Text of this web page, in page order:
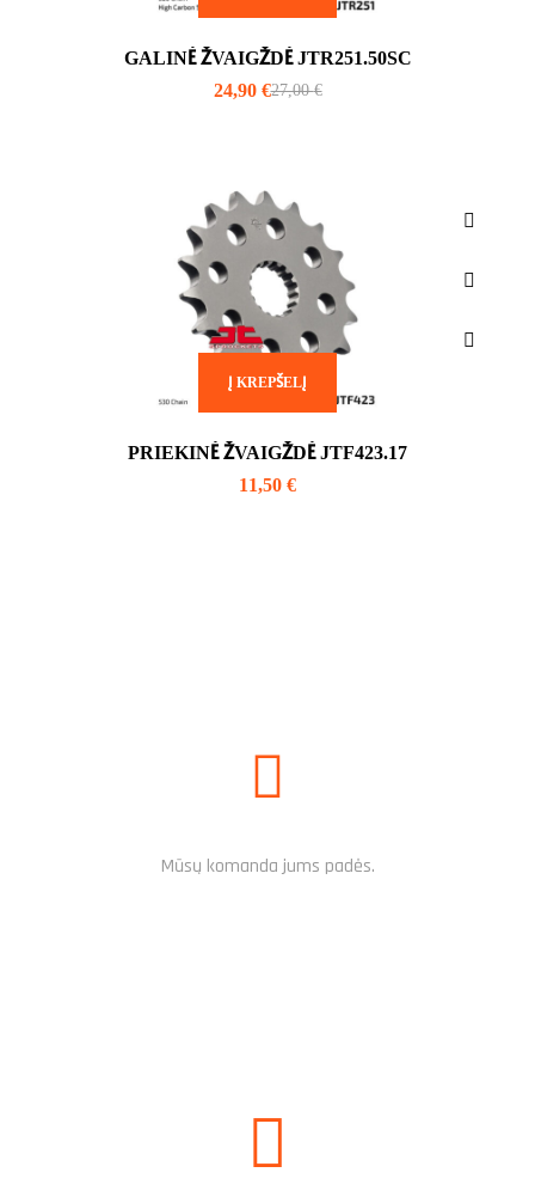
GALINĖ ŽVAIGŽDĖ JTR251.50SC
27,00€
24,90 €
Į KREPŠELĮ
PRIEKINĖ ŽVAIGŽDĖ JTF423.17
11,50 €
Mūsų komanda jums padės.